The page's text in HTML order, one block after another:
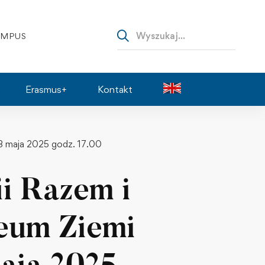
Erasmus+ Kontakt
maja 2025 godz. 17.00
Razem i
Ziemi